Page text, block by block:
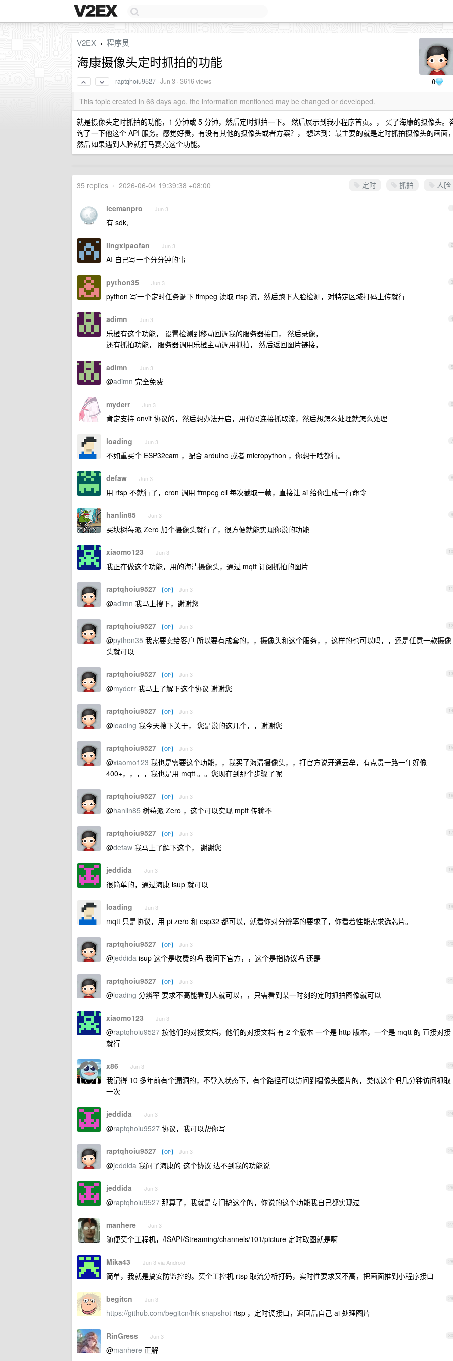
0
V2EX › 程序员
海康摄像头定时抓拍的功能
raptqhoiu9527 ·Jun 3 · 3616 views
This topic created in 66 days ago, the information mentioned may be changed or developed.
就是摄像头定时抓拍的功能，1 分钟或 5 分钟，然后定时抓拍一下。 然后展示到我小程序首页。， 买了海康的摄像头。
询了一下他这个 API 服务。感觉好贵，有没有其他的摄像头或者方案？， 想达到：最主要的就是定时抓拍摄像头的画面，
然后如果遇到人脸就打马赛克这个功能。
定时 抓拍 人脸
35 replies • 2026-06-04 19:39:38 +08:00
1
icemanpro Jun 3
有 sdk,
2
lingxipaofan Jun 3
AI 自己写一个分分钟的事
3
python35 Jun 3
python 写一个定时任务调下 ffmpeg 读取 rtsp 流，然后跑下人脸检测，对特定区域打码上传就行
4
adimn Jun 3
乐橙有这个功能， 设置检测到移动回调我的服务器接口， 然后录像，
还有抓拍功能， 服务器调用乐橙主动调用抓拍， 然后返回图片链接，
5
adimn Jun 3
@adimn 完全免费
6
myderr Jun 3
肯定支持 onvif 协议的，然后想办法开启，用代码连接抓取流，然后想怎么处理就怎么处理
7
loading Jun 3
不如重买个 ESP32cam ，配合 arduino 或者 micropython ，你想干啥都行。
8
defaw Jun 3
用 rtsp 不就行了，cron 调用 ffmpeg cli 每次截取一帧，直接让 ai 给你生成一行命令
9
hanlin85 Jun 3
买块树莓派 Zero 加个摄像头就行了，很方便就能实现你说的功能
10
xiaomo123 Jun 3
我正在做这个功能，用的海清摄像头，通过 mqtt 订阅抓拍的图片
11
raptqhoiu9527 OP Jun 3
@adimn 我马上搜下，谢谢您
12
raptqhoiu9527 OP Jun 3
@python35 我需要卖给客户 所以要有成套的，，摄像头和这个服务，，这样的也可以吗，，还是任意一款摄像
头就可以
13
raptqhoiu9527 OP Jun 3
@myderr 我马上了解下这个协议 谢谢您
14
raptqhoiu9527 OP Jun 3
@loading 我今天搜下关于， 您是说的这几个，，谢谢您
15
raptqhoiu9527 OP Jun 3
@xiaomo123 我也是需要这个功能，，我买了海清摄像头，，打官方说开通云牟，有点贵一路一年好像
400+，，，，我也是用 mqtt 。。您现在到那个步骤了呢
16
raptqhoiu9527 OP Jun 3
@hanlin85 树莓派 Zero ，这个可以实现 mptt 传输不
17
raptqhoiu9527 OP Jun 3
@defaw 我马上了解下这个， 谢谢您
18
jeddida Jun 3
很简单的，通过海康 isup 就可以
19
loading Jun 3
mqtt 只是协议，用 pi zero 和 esp32 都可以，就看你对分辨率的要求了，你看着性能需求选芯片。
20
raptqhoiu9527 OP Jun 3
@jeddida isup 这个是收费的吗 我问下官方，，这个是指协议吗 还是
21
raptqhoiu9527 OP Jun 3
@loading 分辨率 要求不高能看到人就可以，，只需看到某一时刻的定时抓拍图像就可以
22
xiaomo123 Jun 3
@raptqhoiu9527 按他们的对接文档，他们的对接文档 有 2 个版本 一个是 http 版本，一个是 mqtt 的 直接对接
就行
23
x86 Jun 3
我记得 10 多年前有个漏洞的，不登入状态下，有个路径可以访问到摄像头图片的，类似这个吧几分钟访问抓取
一次
24
jeddida Jun 3
@raptqhoiu9527 协议，我可以帮你写
25
raptqhoiu9527 OP Jun 3
@jeddida 我问了海康的 这个协议 达不到我的功能说
26
jeddida Jun 3
@raptqhoiu9527 那算了，我就是专门搞这个的，你说的这个功能我自己都实现过
27
manhere Jun 3
随便买个工程机，/ISAPI/Streaming/channels/101/picture 定时取图就是啊
28
Mika43 Jun 3 via Android
简单，我就是搞安防监控的。买个工控机 rtsp 取流分析打码，实时性要求又不高，把画面推到小程序接口
29
begitcn Jun 3
https://github.com/begitcn/hik-snapshot rtsp ，定时调接口，返回后自己 ai 处理图片
30
RinGress Jun 3
@manhere 正解